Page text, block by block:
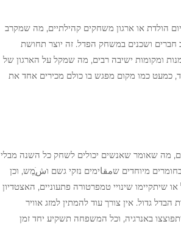
הולדת או ארגון משחקים קהילתיים, מה שמקרב
חברים ושכנים במשחק הפדל. זה יוצר תחושת
ומקומות ישיבה רבים, מה שמקל על הארגון של
כמעט כמו מקום מפגש בו כולם מכירים אחד את
מה שאומר שאנשים יכולים לשחק כל השנה מבלי
מיוחדים שمقاימים נזקי גשם וشֶׁמֶש, וכן
שינויי טמפרטורה פתעוניים, האצטדיון
גדול. אין צורך עוד להמתין למזג אוויר
באנרגיה, וכל המשפחה תשקיע יחד זמן